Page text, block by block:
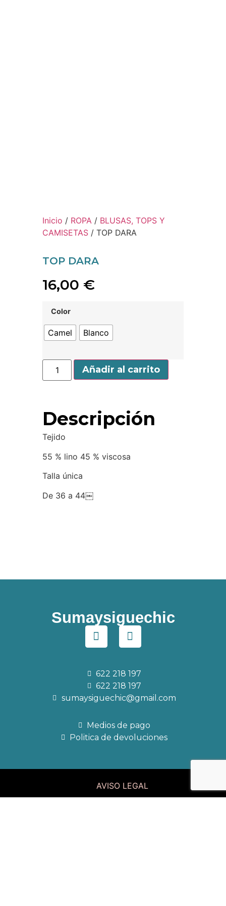
Inicio / ROPA / BLUSAS, TOPS Y
CAMISETAS / TOP DARA
TOP DARA
16,00 €
Color
Camel Blanco
Añadir al carrito
Descripción
Tejido
55 % lino 45 % viscosa
Talla única
De 36 a 44￼
Sumaysiguechic
622 218 197
622 218 197
sumaysiguechic@gmail.com
Medios de pago
Politica de devoluciones
AVISO LEGAL